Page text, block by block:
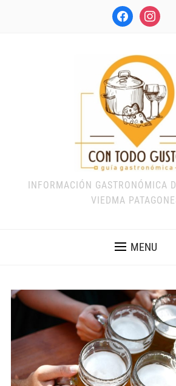
facebookinstagram
INFORMACIÓN GASTRONÓMICA
VIEDMA
MENU